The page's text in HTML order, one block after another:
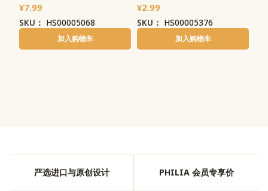
¥7.99
SKU： HS00005068
加入购物车
¥2.99
SKU： HS00005376
加入购物车
严选进口与原创设计 PHILIA 会员专享价